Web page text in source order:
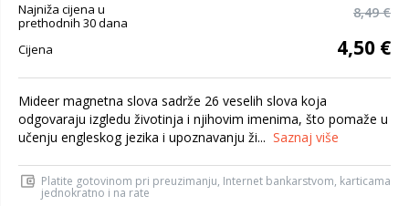
Najniža cijena u
prethodnih 30 dana
8,49 €
Cijena 4,50 €
Mideer magnetna slova sadrže 26 veselih slova koja
odgovaraju izgledu životinja i njihovim imenima, što pomaže u
učenju engleskog jezika i upoznavanju ži... Saznaj više
Platite gotovinom pri preuzimanju, Internet bankarstvom, karticama
jednokratno i na rate